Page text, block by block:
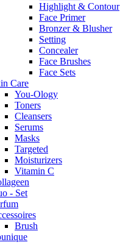
Highlight & Contour
Face Primer
Bronzer & Blusher
Setting
Concealer
Face Brushes
Face Sets
Care
You-Ology
Toners
Cleansers
Serums
Masks
Targeted
Moisturizers
Vitamin C
- Set
Brush